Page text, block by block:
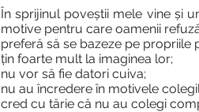
În sprijinul poveștii mele vine și
motive pentru care oamenii
preferă să se bazeze pe propriile
țin foarte mult la imaginea lor;
nu vor să fie datori cuiva;
nu au încredere în motivele
cred cu tărie că nu au colegi